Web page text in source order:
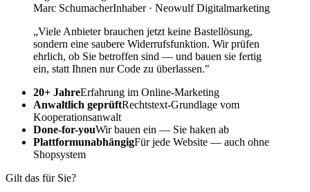
Marc SchumacherInhaber · Neowulf Digitalmarketing
„Viele Anbieter brauchen jetzt keine Bastellösung,
sondern eine saubere Widerrufsfunktion. Wir prüfen
ehrlich, ob Sie betroffen sind — und bauen sie fertig
ein, statt Ihnen nur Code zu überlassen."
20+ JahreErfahrung im Online-Marketing
Anwaltlich geprüftRechtstext-Grundlage vom
Kooperationsanwalt
Done-for-youWir bauen ein — Sie haken ab
PlattformunabhängigFür jede Website — auch ohne
Shopsystem
Gilt das für Sie?